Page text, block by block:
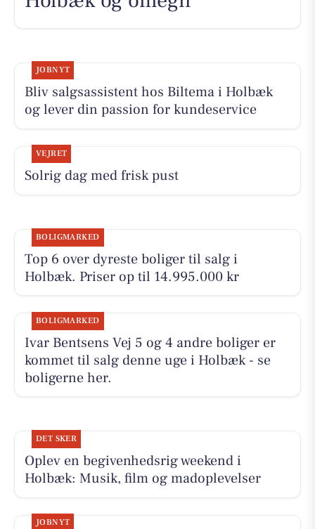
JOBNYT
Bliv salgsassistent hos Biltema i Holbæk
og lever din passion for kundeservice
VEJRET
Solrig dag med frisk pust
BOLIGMARKED
Top 6 over dyreste boliger til salg i
Holbæk. Priser op til 14.995.000 kr
BOLIGMARKED
Ivar Bentsens Vej 5 og 4 andre boliger er
kommet til salg denne uge i Holbæk - se
boligerne her.
DET SKER
Oplev en begivenhedsrig weekend i
Holbæk: Musik, film og madoplevelser
JOBNYT